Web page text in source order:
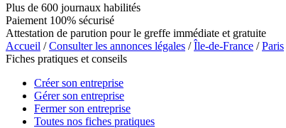
Plus de 600 journaux habilités
Paiement 100% sécurisé
Attestation de parution pour le greffe immédiate et gratuite
Accueil /Consulter les annonces légales /Île-de-France /Paris
Fiches pratiques et conseils
Créer son entreprise
Gérer son entreprise
Fermer son entreprise
Toutes nos fiches pratiques